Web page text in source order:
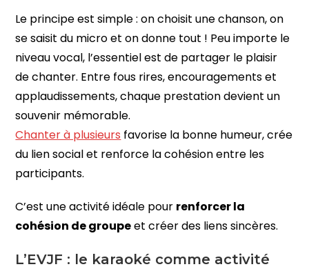
Le principe est simple : on choisit une chanson, on
se saisit du micro et on donne tout ! Peu importe le
niveau vocal, l’essentiel est de partager le plaisir
de chanter. Entre fous rires, encouragements et
applaudissements, chaque prestation devient un
souvenir mémorable.
Chanter à plusieurs favorise la bonne humeur, crée
du lien social et renforce la cohésion entre les
participants.
C’est une activité idéale pour renforcer la
cohésion de groupeet créer des liens sincères.
L’EVJF : le karaoké comme activité